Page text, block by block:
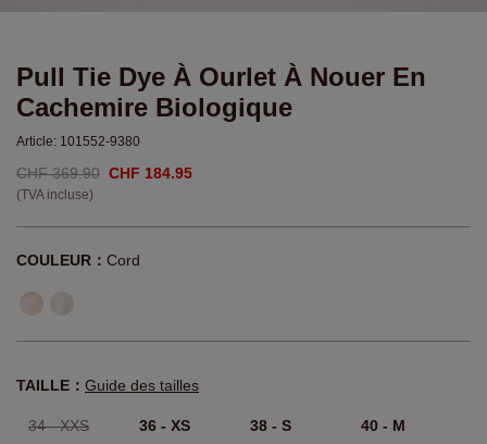
Pull Tie Dye À Ourlet À Nouer En
Cachemire Biologique
Article: 101552-9380
CHF 369.90 CHF 184.95
(TVA incluse)
COULEUR： Cord
TAILLE： Guide des tailles
34 - XXS 36 - XS 38 - S 40 - M